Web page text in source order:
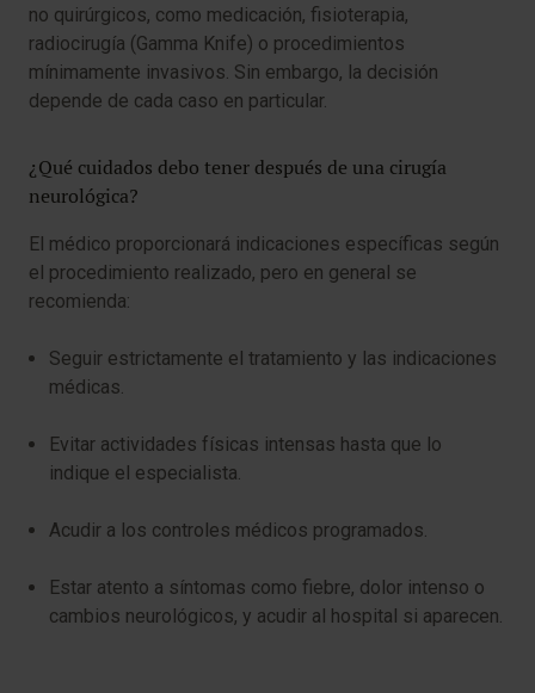
no quirúrgicos, como medicación, fisioterapia,
radiocirugía (Gamma Knife) o procedimientos
mínimamente invasivos. Sin embargo, la decisión
depende de cada caso en particular.
¿Qué cuidados debo tener después de una cirugía
neurológica?
El médico proporcionará indicaciones específicas según
el procedimiento realizado, pero en general se
recomienda:
Seguir estrictamente el tratamiento y las indicaciones
médicas.
Evitar actividades físicas intensas hasta que lo
indique el especialista.
Acudir a los controles médicos programados.
Estar atento a síntomas como fiebre, dolor intenso o
cambios neurológicos, y acudir al hospital si aparecen.